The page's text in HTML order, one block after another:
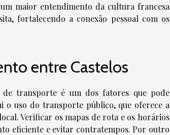
maior entendimento da cultura francesa
fortalecendo a conexão pessoal com os
entre Castelos
transporte é um dos fatores que pode
o uso do transporte público, que oferece a
Verificar os mapas de rota e os horários
eficiente e evitar contratempos. Por outro